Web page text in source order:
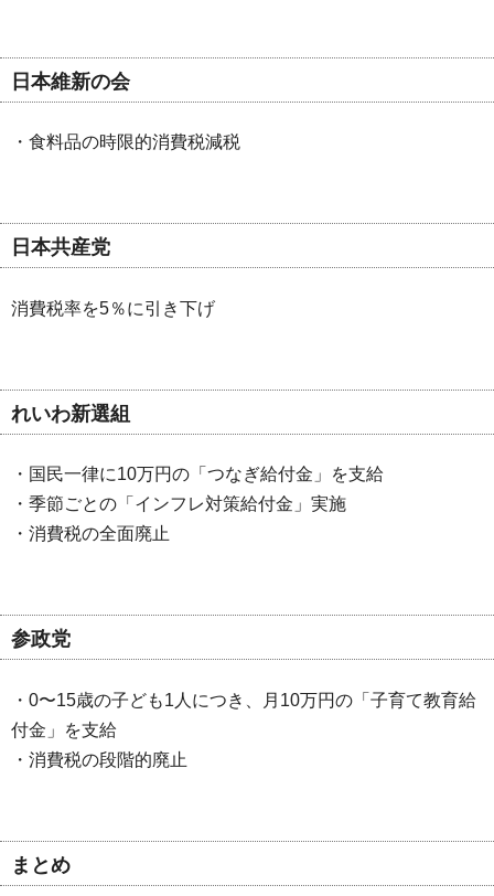
日本維新の会
・食料品の時限的消費税減税
日本共産党
消費税率を5％に引き下げ
れいわ新選組
・国民一律に10万円の「つなぎ給付金」を支給
・季節ごとの「インフレ対策給付金」実施
・消費税の全面廃止
参政党
・0〜15歳の子ども1人につき、月10万円の「子育て教育給
付金」を支給
・消費税の段階的廃止
まとめ